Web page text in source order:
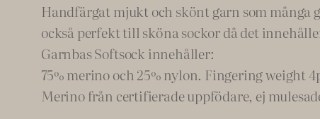
Handfärgat mjukt och skönt garn som
också perfekt till sköna sockor då det
Garnbas Softsock innehåller:
75% merino och 25% nylon. Fingering weight
Merino från certifierade uppfödare, ej